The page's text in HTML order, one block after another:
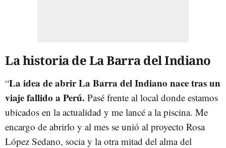
La historia de La Barra del Indiano
“La idea de abrir La Barra del Indiano nace tras un
viaje fallido a Perú. Pasé frente al local donde estamos
ubicados en la actualidad y me lancé a la piscina. Me
encargo de abrirlo y al mes se unió al proyecto Rosa
López Sedano, socia y la otra mitad del alma del